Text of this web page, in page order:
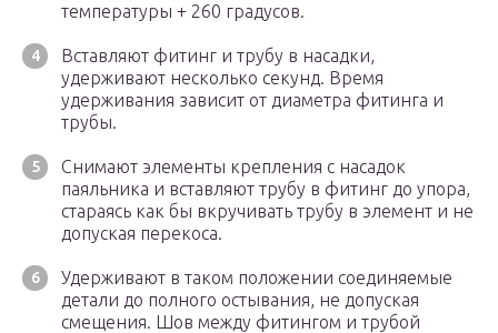
температуры + 260 градусов.
Вставляют фитинг и трубу в насадки,
удерживают несколько секунд. Время
удерживания зависит от диаметра фитинга и
трубы.
Снимают элементы крепления с насадок
паяльника и вставляют трубу в фитинг до упора,
стараясь как бы вкручивать трубу в элемент и не
допуская перекоса.
Удерживают в таком положении соединяемые
детали до полного остывания, не допуская
смещения. Шов между фитингом и трубой